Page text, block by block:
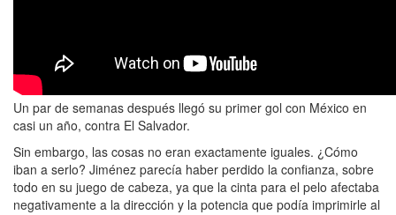
Un par de semanas después llegó su primer gol con México en
casi un año, contra El Salvador.
Sin embargo, las cosas no eran exactamente iguales. ¿Cómo
iban a serlo? Jiménez parecía haber perdido la confianza, sobre
todo en su juego de cabeza, ya que la cinta para el pelo afectaba
negativamente a la dirección y la potencia que podía imprimirle al